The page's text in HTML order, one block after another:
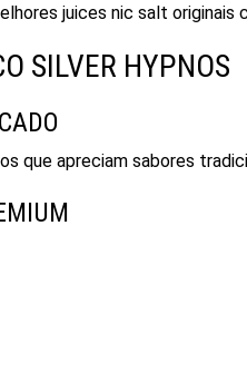
juices nic salt originais
SILVER HYPNOS
que apreciam sabores